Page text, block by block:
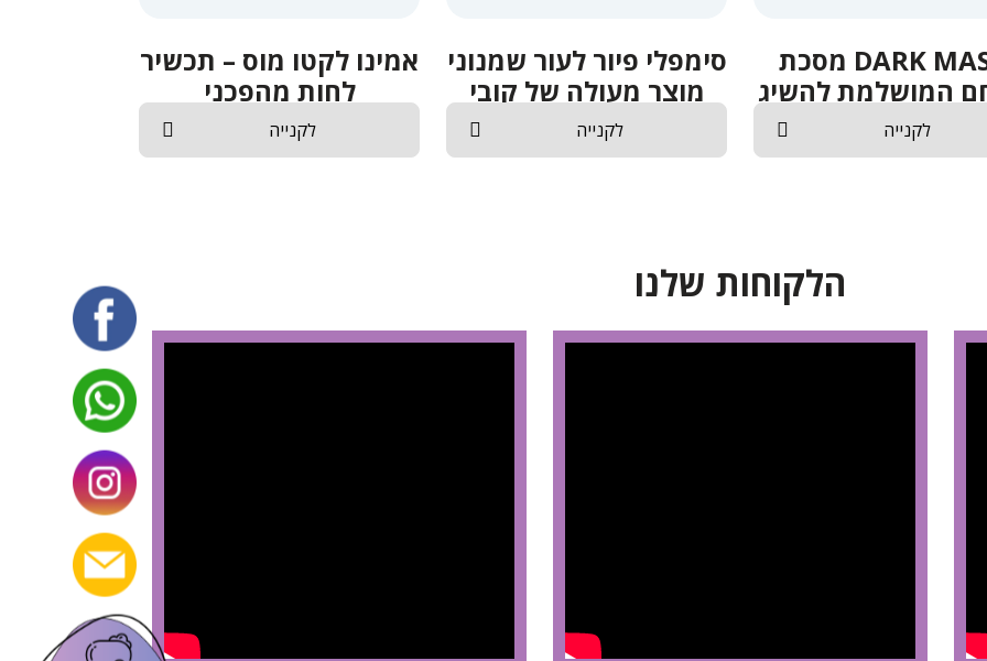
DARK MASK מסכת
המושלמת להשיג
אצלנו
לקנייה
סימפלי פיור לעור שמנוני
מוצר מעולה של קובי
ברוך
לקנייה
אמינו לקטו מוס – תכשיר
לחות מהפכני
לקנייה
הלקוחות שלנו